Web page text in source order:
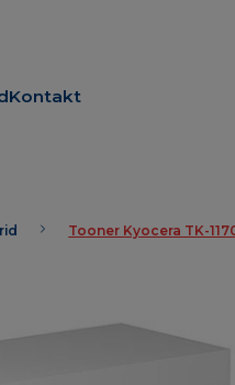
Kontakt
Tooner Kyocera TK-